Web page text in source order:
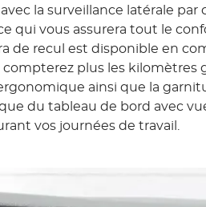
la surveillance latérale par
qui vous assurera tout le
de recul est disponible en
plus les kilomètres
ainsi que la
du tableau de bord avec
vos journées de travail.